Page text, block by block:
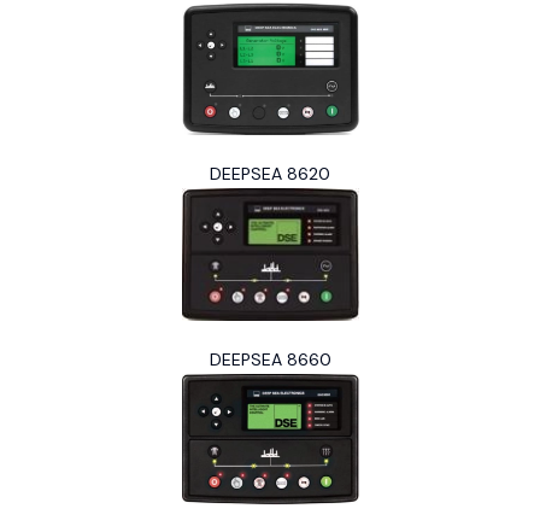
DEEPSEA 8620
DEEPSEA 8660